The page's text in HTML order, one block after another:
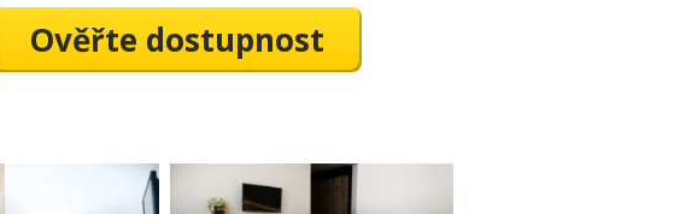
Ověřte dostupnost